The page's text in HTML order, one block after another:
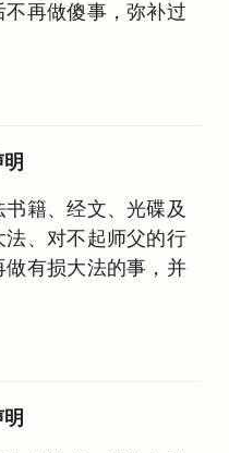
再做傻事，弥补过
籍、经文、光碟及
、对不起师父的行
有损大法的事，并